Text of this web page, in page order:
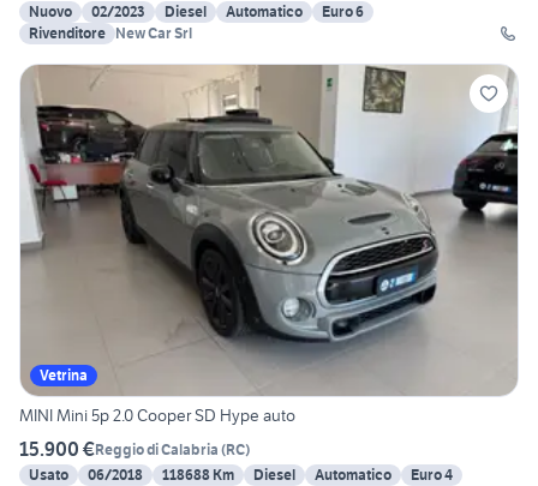
Nuovo
02/2023 Diesel Automatico
Euro 6
Rivenditore New Car Srl
Vetrina
MINI Mini 5p 2.0 Cooper SD Hype auto
15.900 €Reggio di Calabria (RC)
Usato
06/2018 118688 Km Diesel Automatico
Euro 4